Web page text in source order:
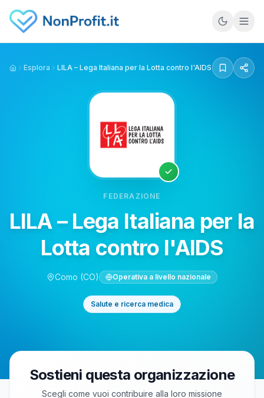
Vai al contenuto principale
HomeEsplora LILA – Lega Italiana per la Lotta contro l'AIDS
FEDERAZIONE
LILA – Lega Italiana per la
Lotta contro l'AIDS
Como (CO) Operativa a livello nazionale
Salute e ricerca medica
Sostieni questa organizzazione
Scegli come vuoi contribuire alla loro missione